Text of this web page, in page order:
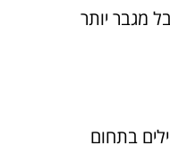
מגבר יותר
בתחום